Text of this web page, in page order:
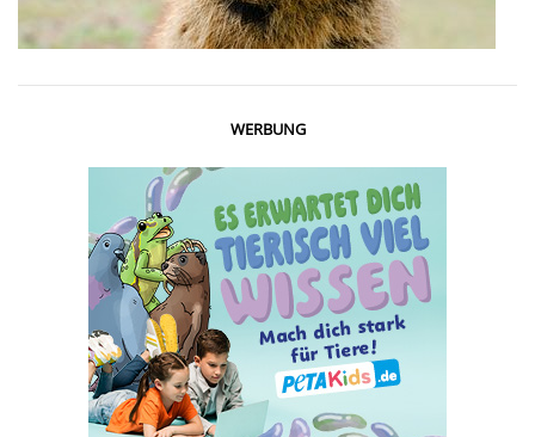
WERBUNG